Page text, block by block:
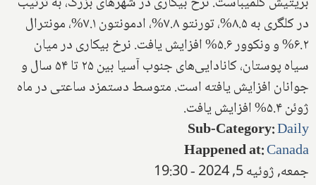
در کلگری به ۸.۵%، تورنتو ۷.۸%، ادمونتون ۷.۱%، مونترال
۶.۲% و ونکوور ۵.۶% افزایش یافت. نرخ بیکاری در میان
سیاه پوستان، کانادایی‌های جنوب آسیا بین ۲۵ تا ۵۴ سال و
جوانان افزایش یافته است. متوسط دستمزد ساعتی در ماه
ژوئن ۵.۴% افزایش یافت.
Sub-Category:Daily
Happened at:Canada
جمعه, ژوئیه 5, 2024 - 19:30